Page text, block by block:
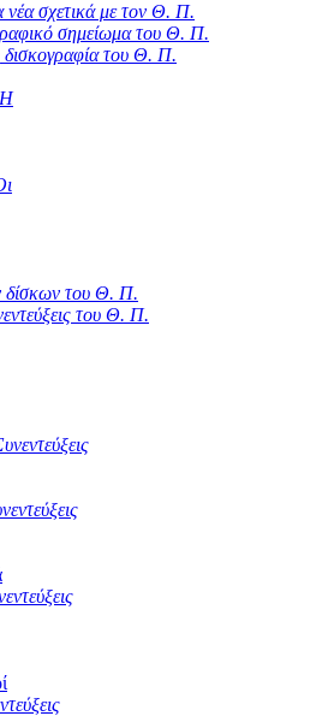
νέα σχετικά με τον Θ. Π.
σημείωμα του Θ. Π.
του Θ. Π.
Η
δίσκων του Θ. Π.
του Θ. Π.